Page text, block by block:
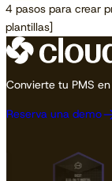
4 pasos para crear
plantillas]
Convierte tu PMS
Reserva una demo